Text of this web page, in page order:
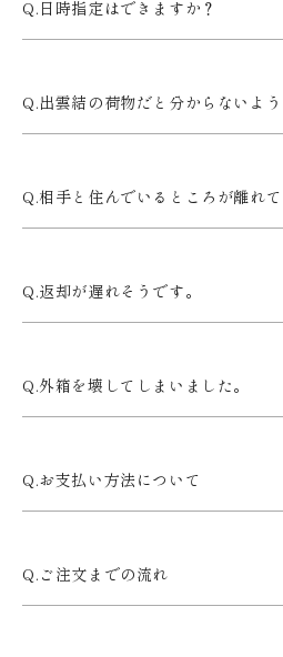
日時指定はできますか？
出雲結の荷物だと分からないよ
相手と住んでいるところが離れ
返却が遅れそうです。
外箱を壊してしまいました。
お支払い方法について
ご注文までの流れ